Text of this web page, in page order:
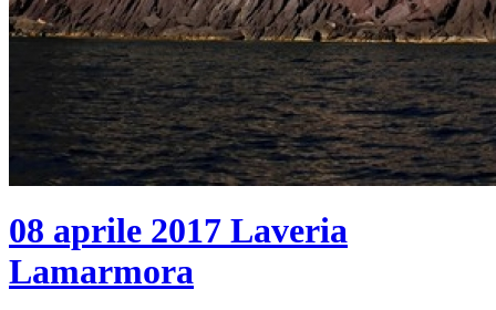
08 aprile 2017 Laveria
Lamarmora